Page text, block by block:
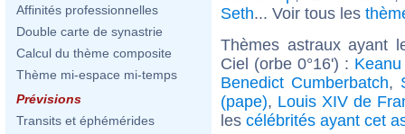
Affinités professionnelles
Double carte de synastrie
Calcul du thème composite
Thème mi-espace mi-temps
Prévisions
Transits et éphémérides
Seth... Voir tous les
Thèmes astraux ayant
Ciel (orbe 0°16') :
Benedict Cumberbatch,
(pape), Louis XIV de
les célébrités ayant cet